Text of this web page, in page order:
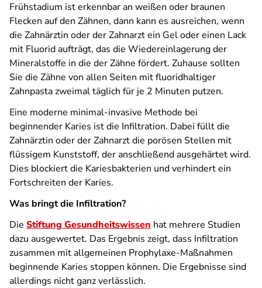
Frühstadium ist erkennbar an weißen oder braunen
Flecken auf den Zähnen, dann kann es ausreichen, wenn
die Zahnärztin oder der Zahnarzt ein Gel oder einen Lack
mit Fluorid aufträgt, das die Wiedereinlagerung der
Mineralstoffe in die der Zähne fördert. Zuhause sollten
Sie die Zähne von allen Seiten mit fluoridhaltiger
Zahnpasta zweimal täglich für je 2 Minuten putzen.
Eine moderne minimal-invasive Methode bei
beginnender Karies ist die Infiltration. Dabei füllt die
Zahnärztin oder der Zahnarzt die porösen Stellen mit
flüssigem Kunststoff, der anschließend ausgehärtet wird.
Dies blockiert die Kariesbakterien und verhindert ein
Fortschreiten der Karies.
Was bringt die Infiltration?
Die Stiftung Gesundheitswissen hat mehrere Studien
dazu ausgewertet. Das Ergebnis zeigt, dass Infiltration
zusammen mit allgemeinen Prophylaxe-Maßnahmen
beginnende Karies stoppen können. Die Ergebnisse sind
allerdings nicht ganz verlässlich.